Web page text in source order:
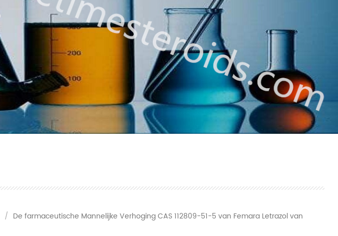
/ De farmaceutische Mannelijke Verhoging CAS 112809-51-5 van Femara Letrazol van